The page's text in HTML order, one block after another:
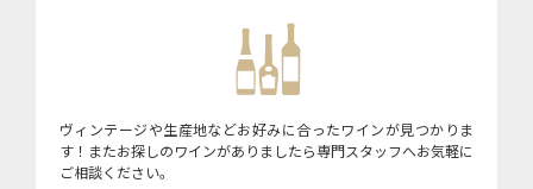
ヴィンテージや生産地などお好みに合ったワインが見つかりま
す！またお探しのワインがありましたら専門スタッフへお気軽に
ご相談ください。